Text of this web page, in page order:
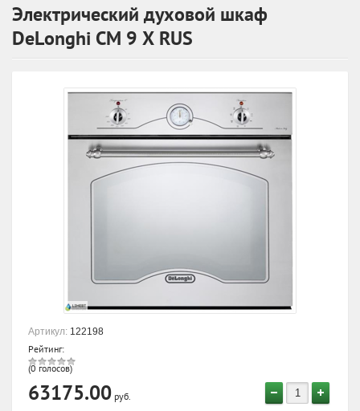
Электрический духовой шкаф
DeLonghi CM 9 X RUS
Артикул: 122198
Рейтинг:
(0 голосов)
63175.00 руб.